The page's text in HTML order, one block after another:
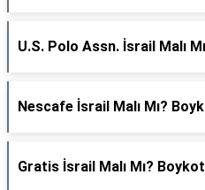
U.S. Polo Assn. İsrail Malı
Nescafe İsrail Malı Mı?
Gratis İsrail Malı Mı?